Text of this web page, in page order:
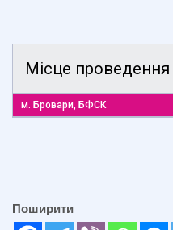
Місце проведення
м. Бровари, БФСК
Поширити